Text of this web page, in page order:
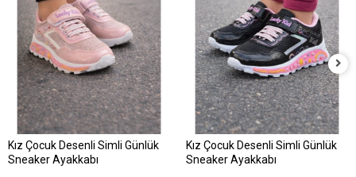
Kız Çocuk Desenli Simli Günlük
Sneaker Ayakkabı
Kız Çocuk Desenli Simli Günlük
Sneaker Ayakkabı